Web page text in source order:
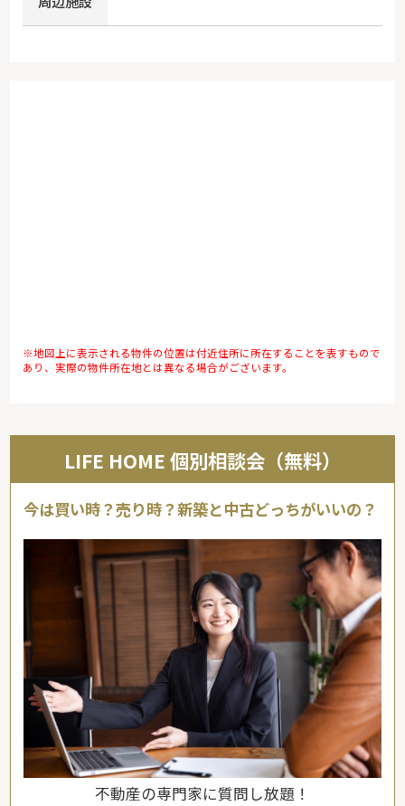
※地図上に表示される物件の位置は付近住所に所在することを表すもので
あり、実際の物件所在地とは異なる場合がございます。
LIFE HOME 個別相談会（無料）
今は買い時？売り時？新築と中古どっちがいいの？
不動産の専門家に質問し放題！